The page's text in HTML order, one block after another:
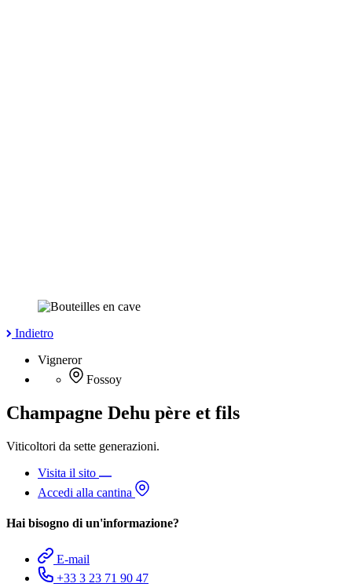
Indietro
Vigneror
Fossoy
Champagne Dehu père et fils
Viticoltori da sette generazioni.
Visita il sito
Accedi alla cantina
Hai bisogno di un'informazione?
E-mail
+33 3 23 71 90 47